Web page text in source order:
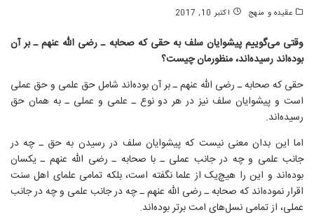
عقیده و منهج اکتبر 10, 2017
وقتی می‌گوییم پیشوایان سلف به حقی که صحابه ـ رضی الله عنهم ـ بر آن
بوده‌اند رسیده‌اند، منظورمان چیست؟
حقی که صحابه ـ رضی الله عنهم ـ بر آن بوده‌اند شامل حق علمی و حق عملی
است و پیشوایان سلف نیز در هر دو نوع ـ علمی و عملی ـ به همان حق
رسیده‌اند.
اما این بدان معنی نیست که پیشوایان سلف در رسیدن به حق ـ چه در
جانب علمی و چه در جانب عملی ـ‌ با صحابه ـ رضی الله عنهم ـ یکسان
بوده‌اند و این را هیچ‌یک از علما نگفته است، بلکه تمامی علمای اهل سنت
اقرار نموده‌اند که صحابه ـ رضی الله عنهم ـ چه در جانب علمی و چه در جانب
عملی، از تمامی نسل‌های امت برتر بوده‌اند.